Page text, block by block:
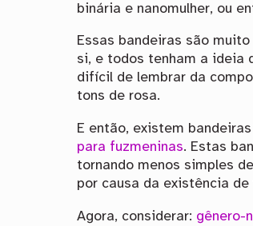
binária e nanomulher, ou
Essas bandeiras são
si, e todos tenham a ideia
difícil de lembrar da
tons de rosa.
E então, existem
para fuzmeninas. Estas
tornando menos simples
por causa da existência
Agora, considerar: gênero-